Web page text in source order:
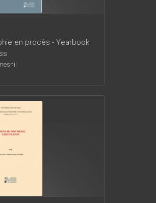
en procès - Yearbook